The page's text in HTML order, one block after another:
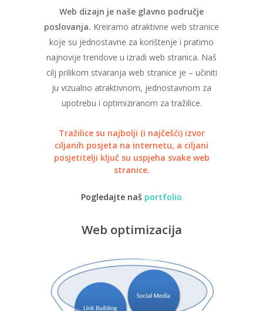
Web dizajn je naše glavno područje
poslovanja. Kreiramo atraktivne web stranice
koje su jednostavne za korištenje i pratimo
najnovije trendove u izradi web stranica. Naš
cilj prilikom stvaranja web stranice je – učiniti
ju vizualno atraktivnom, jednostavnom za
upotrebu i optimiziranom za tražilice.
Tražilice su najbolji (i najčešći) izvor
ciljanih posjeta na internetu, a ciljani
posjetitelji ključ su uspjeha svake web
stranice.
Pogledajte naš portfolio
Web optimizacija